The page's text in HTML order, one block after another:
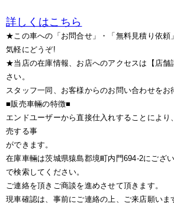
詳しくはこちら
★この車への「お問合せ」・「無料見積り依頼
気軽にどうぞ!
★当店の在庫情報、お店へのアクセスは【店舗
さい。
スタッフ一同、お客様からのお問い合わせをお
■販売車輛の特徴■
エンドユーザーから直接仕入れすることにより
売する事
ができます。
在庫車輛は茨城県猿島郡境町内門694-2にござ
で検索してください。
ご連絡を頂きご商談を進めさせて頂きます。
現車確認は、事前にご連絡の上、ご来店願いま